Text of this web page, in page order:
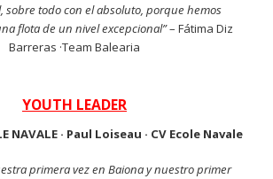
sobre todo con el absoluto, porque hemos
flota de un nivel excepcional”– Fátima Diz
Barreras ·Team Balearia
YOUTH LEADER
NAVALE · Paul Loiseau · CV Ecole Navale
primera vez en Baiona y nuestro primer